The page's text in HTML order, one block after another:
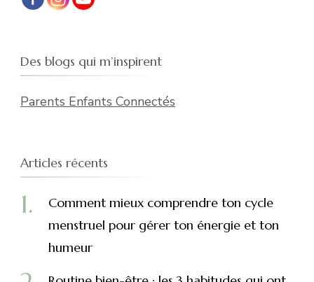
Des blogs qui m’inspirent
Parents Enfants Connectés
Articles récents
Comment mieux comprendre ton cycle
menstruel pour gérer ton énergie et ton
humeur